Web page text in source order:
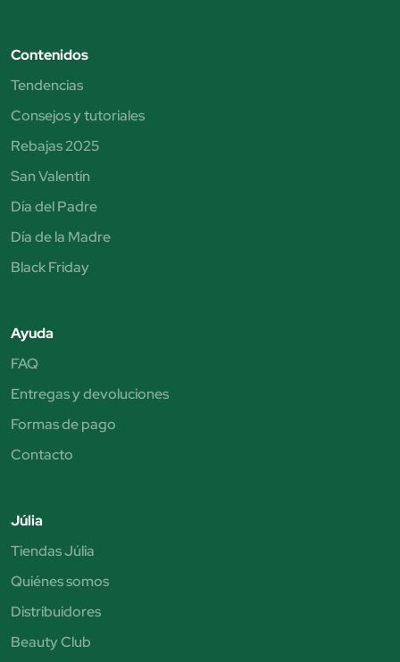
Contenidos
Tendencias
Consejos y tutoriales
Rebajas 2025
San Valentín
Día del Padre
Día de la Madre
Black Friday
Ayuda
FAQ
Entregas y devoluciones
Formas de pago
Contacto
Júlia
Tiendas Júlia
Quiénes somos
Distribuidores
Beauty Club